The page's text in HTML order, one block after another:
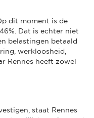
dit moment is de
Dat is echter niet
belastingen betaald
werkloosheid,
Rennes heeft zowel
staat Rennes